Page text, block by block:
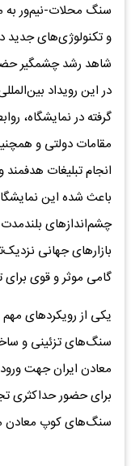
سنگ محلات-نیم‌ور به
و تکنولوژی‌های جدید
شاهد رشد چشمگیر
در این رویداد
گرفته در نمایشگاه،
مقامات دولتی و
انجام تبلیغات
باعث شده این
چشم‌اندازهای
بازارهای جهانی
گامی موثر و قوی
یکی از رویکردهای
سنگ‌های تزئینی و
معادن ایران جهت
برای حضور حداکثری
سنگ‌های کوپ معادن